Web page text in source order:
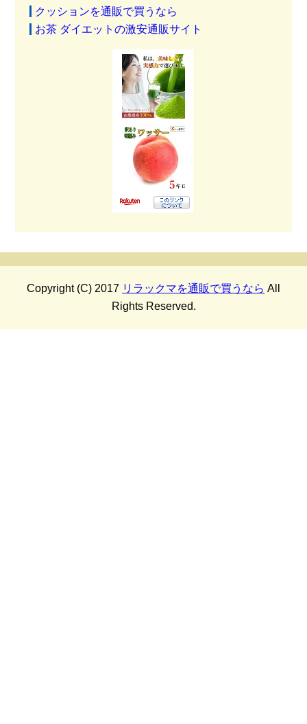
クッションを通販で買うなら
お茶 ダイエットの激安通販サイト
Copyright (C) 2017 リラックマを通販で買うなら All
Rights Reserved.